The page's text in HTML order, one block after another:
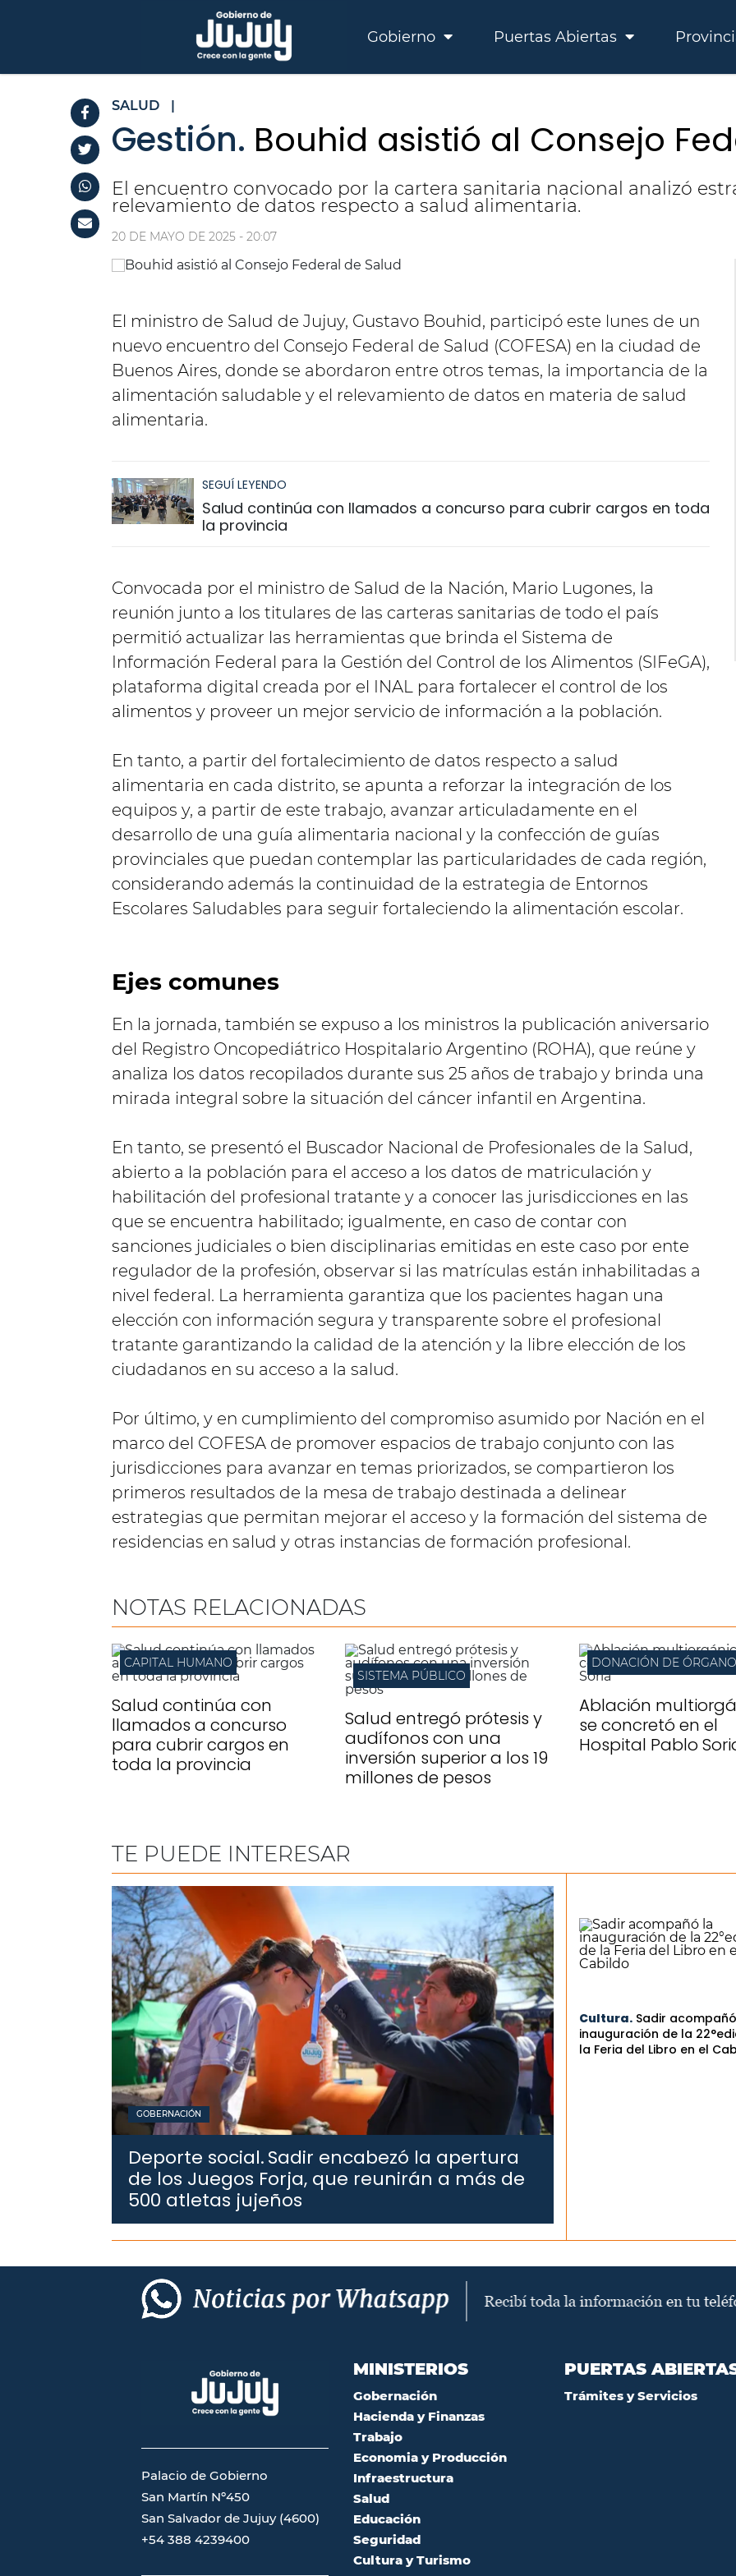
Gobierno Puertas Abiertas
SALUD |
Gestión. Bouhid asistió al Consejo
El encuentro convocado por la cartera sanitaria nacional analizó
relevamiento de datos respecto a salud alimentaria.
20 DE MAYO DE 2025 - 20:07
El ministro de Salud de Jujuy, Gustavo Bouhid, participó este lunes de un
nuevo encuentro del Consejo Federal de Salud (COFESA) en la ciudad de
Buenos Aires, donde se abordaron entre otros temas, la importancia de la
alimentación saludable y el relevamiento de datos en materia de salud
alimentaria.
SEGUÍ LEYENDO
Salud continúa con llamados a concurso para cubrir cargos en toda
la provincia
Convocada por el ministro de Salud de la Nación, Mario Lugones, la
reunión junto a los titulares de las carteras sanitarias de todo el país
permitió actualizar las herramientas que brinda el Sistema de
Información Federal para la Gestión del Control de los Alimentos (SIFeGA),
plataforma digital creada por el INAL para fortalecer el control de los
alimentos y proveer un mejor servicio de información a la población.
En tanto, a partir del fortalecimiento de datos respecto a salud
alimentaria en cada distrito, se apunta a reforzar la integración de los
equipos y, a partir de este trabajo, avanzar articuladamente en el
desarrollo de una guía alimentaria nacional y la confección de guías
provinciales que puedan contemplar las particularidades de cada región,
considerando además la continuidad de la estrategia de Entornos
Escolares Saludables para seguir fortaleciendo la alimentación escolar.
Ejes comunes
En la jornada, también se expuso a los ministros la publicación aniversario
del Registro Oncopediátrico Hospitalario Argentino (ROHA), que reúne y
analiza los datos recopilados durante sus 25 años de trabajo y brinda una
mirada integral sobre la situación del cáncer infantil en Argentina.
En tanto, se presentó el Buscador Nacional de Profesionales de la Salud,
abierto a la población para el acceso a los datos de matriculación y
habilitación del profesional tratante y a conocer las jurisdicciones en las
que se encuentra habilitado; igualmente, en caso de contar con
sanciones judiciales o bien disciplinarias emitidas en este caso por ente
regulador de la profesión, observar si las matrículas están inhabilitadas a
nivel federal. La herramienta garantiza que los pacientes hagan una
elección con información segura y transparente sobre el profesional
tratante garantizando la calidad de la atención y la libre elección de los
ciudadanos en su acceso a la salud.
Por último, y en cumplimiento del compromiso asumido por Nación en el
marco del COFESA de promover espacios de trabajo conjunto con las
jurisdicciones para avanzar en temas priorizados, se compartieron los
primeros resultados de la mesa de trabajo destinada a delinear
estrategias que permitan mejorar el acceso y la formación del sistema de
residencias en salud y otras instancias de formación profesional.
NOTAS RELACIONADAS
CAPITAL HUMANO
Salud continúa con
llamados a concurso
para cubrir cargos en
toda la provincia
SISTEMA PÚBLICO
Salud entregó prótesis y
audífonos con una
inversión superior a los 19
millones de pesos
DONACIÓN DE
Ablación
se concretó en el
Hospital Pablo
TE PUEDE INTERESAR
GOBERNACIÓN
Deporte social.Sadir encabezó la apertura
de los Juegos Forja, que reunirán a más de
500 atletas jujeños
Cultura. Sadir
inauguración de la
la Feria del Libro en el
Palacio de Gobierno
San Martín Nº450
San Salvador de Jujuy (4600)
+54 388 4239400
MINISTERIOS
Gobernación
Hacienda y Finanzas
Trabajo
Economia y Producción
Infraestructura
Salud
Educación
Seguridad
Cultura y Turismo
PUERTAS
Trámites y Servicios